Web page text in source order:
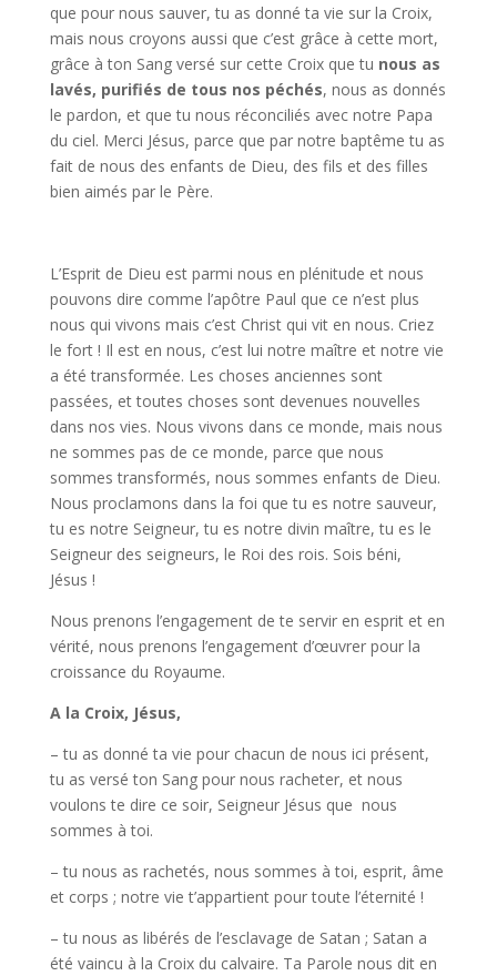
que pour nous sauver, tu as donné ta vie sur la Croix,
mais nous croyons aussi que c’est grâce à cette mort,
grâce à ton Sang versé sur cette Croix que tu nous as
lavés, purifiés de tous nos péchés, nous as donnés
le pardon, et que tu nous réconciliés avec notre Papa
du ciel. Merci Jésus, parce que par notre baptême tu as
fait de nous des enfants de Dieu, des fils et des filles
bien aimés par le Père.
L’Esprit de Dieu est parmi nous en plénitude et nous
pouvons dire comme l’apôtre Paul que ce n’est plus
nous qui vivons mais c’est Christ qui vit en nous. Criez
le fort ! Il est en nous, c’est lui notre maître et notre vie
a été transformée. Les choses anciennes sont
passées, et toutes choses sont devenues nouvelles
dans nos vies. Nous vivons dans ce monde, mais nous
ne sommes pas de ce monde, parce que nous
sommes transformés, nous sommes enfants de Dieu.
Nous proclamons dans la foi que tu es notre sauveur,
tu es notre Seigneur, tu es notre divin maître, tu es le
Seigneur des seigneurs, le Roi des rois. Sois béni,
Jésus !
Nous prenons l’engagement de te servir en esprit et en
vérité, nous prenons l’engagement d’œuvrer pour la
croissance du Royaume.
A la Croix, Jésus,
– tu as donné ta vie pour chacun de nous ici présent,
tu as versé ton Sang pour nous racheter, et nous
voulons te dire ce soir, Seigneur Jésus que nous
sommes à toi.
– tu nous as rachetés, nous sommes à toi, esprit, âme
et corps ; notre vie t’appartient pour toute l’éternité !
– tu nous as libérés de l’esclavage de Satan ; Satan a
été vaincu à la Croix du calvaire. Ta Parole nous dit en